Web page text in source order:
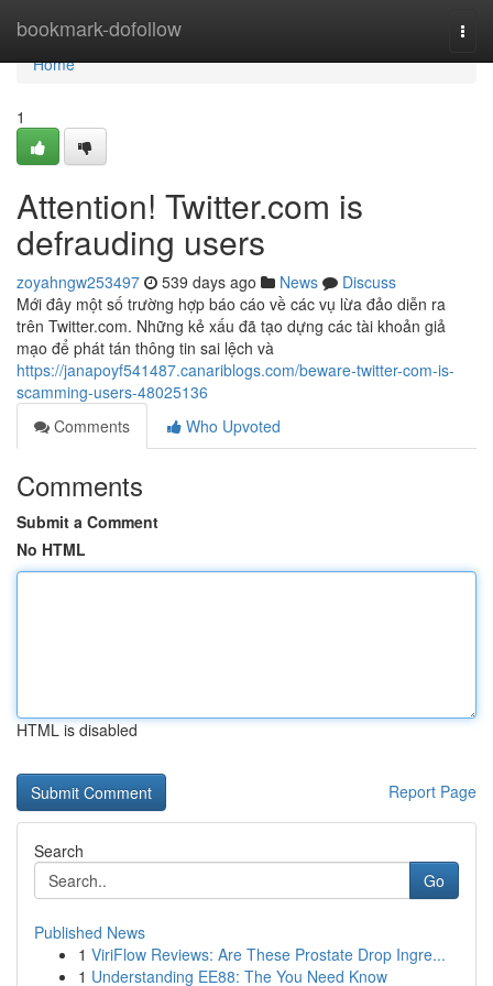
bookmark-dofollow
Home
Home
1
Attention! Twitter.com is
defrauding users
zoyahngw253497 539 days ago News
Discuss
Mới đây một số trường hợp báo cáo về các vụ lừa đảo diễn ra
trên Twitter.com. Những kẻ xấu đã tạo dựng các tài khoản giả
mạo để phát tán thông tin sai lệch và
https://janapoyf541487.canariblogs.com/beware-twitter-com-is-
scamming-users-48025136
Comments
Who Upvoted
Comments
Submit a Comment
No HTML
HTML is disabled
Report Page
Search
Go
Published News
1 ViriFlow Reviews: Are These Prostate Drop Ingre...
1 Understanding EE88: The You Need Know